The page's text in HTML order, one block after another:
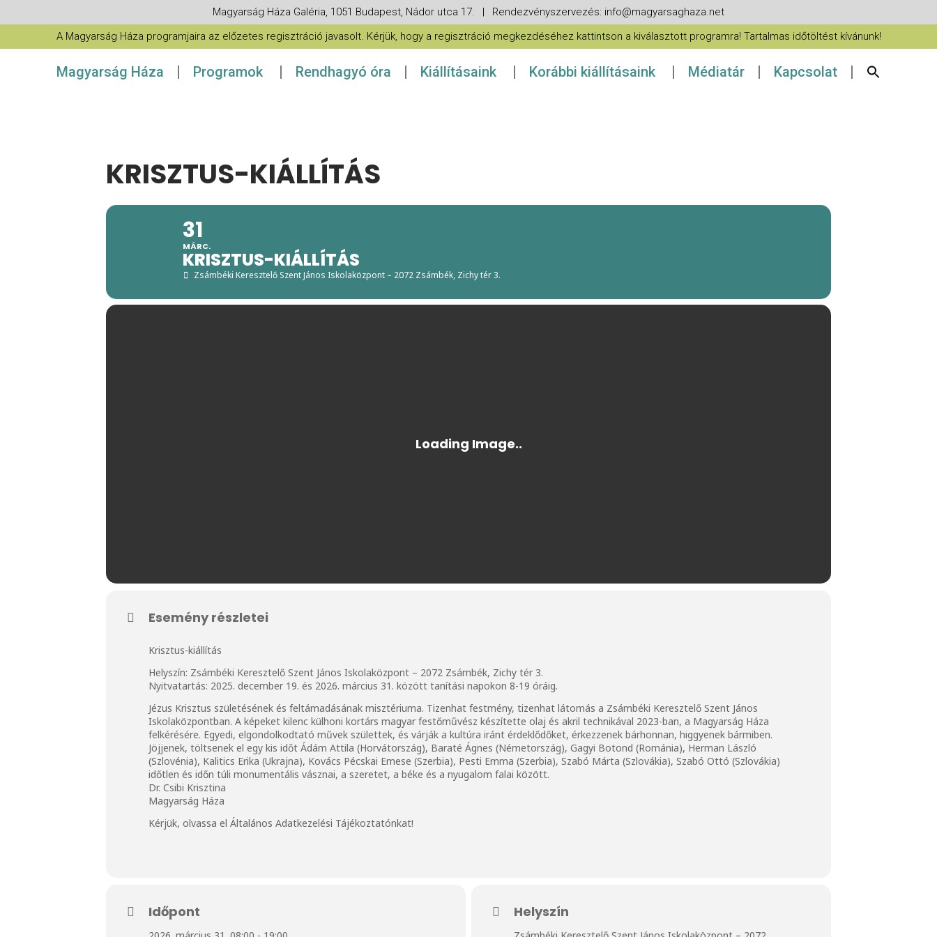
Magyarság Háza Galéria, 1051 Budapest, Nádor utca 17. | Rendezvényszervezés: info@magyarsaghaza.net
A Magyarság Háza programjaira az előzetes regisztráció javasolt. Kérjük, hogy a regisztráció megkezdéséhez kattintson a kiválasztott programra! Tartalmas időtöltést kívánunk!
Magyarság Háza Programok Rendhagyó óra Kiállításaink Korábbi kiállításaink Médiatár Kapcsolat
KRISZTUS-KIÁLLÍTÁS
31
MÁRC.
KRISZTUS-KIÁLLÍTÁS
Zsámbéki Keresztelő Szent János Iskolaközpont – 2072 Zsámbék, Zichy tér 3.
Esemény részletei
Krisztus-kiállítás
Helyszín: Zsámbéki Keresztelő Szent János Iskolaközpont – 2072 Zsámbék, Zichy tér 3.
Nyitvatartás: 2025. december 19. és 2026. március 31. között tanítási napokon 8-19 óráig.
Jézus Krisztus születésének és feltámadásának misztériuma. Tizenhat festmény, tizenhat látomás a Zsámbéki Keresztelő Szent János
Iskolaközpontban. A képeket kilenc külhoni kortárs magyar festőművész készítette olaj és akril technikával 2023-ban, a Magyarság Háza
felkérésére. Egyedi, elgondolkodtató művek születtek, és várják a kultúra iránt érdeklődőket, érkezzenek bárhonnan, higgyenek bármiben.
Jöjjenek, töltsenek el egy kis időt Ádám Attila (Horvátország), Baraté Ágnes (Németország), Gagyi Botond (Románia), Herman László
(Szlovénia), Kalitics Erika (Ukrajna), Kovács Pécskai Emese (Szerbia), Pesti Emma (Szerbia), Szabó Márta (Szlovákia), Szabó Ottó (Szlovákia)
időtlen és időn túli monumentális vásznai, a szeretet, a béke és a nyugalom falai között.
Dr. Csibi Krisztina
Magyarság Háza
Kérjük, olvassa el Általános Adatkezelési Tájékoztatónkat!
Időpont Helyszín